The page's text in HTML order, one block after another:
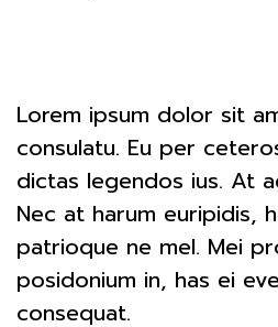
Lorem ipsum dolor sit
consulatu. Eu per
dictas legendos ius. At
Nec at harum euripidis,
patrioque ne mel. Mei
posidonium in, has ei
consequat.